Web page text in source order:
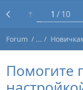
1 10
Forum
Помогите